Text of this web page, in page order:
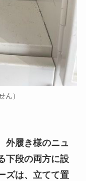
ん）
外履き様のニュ
下段の両方に設
ズは、立てて置